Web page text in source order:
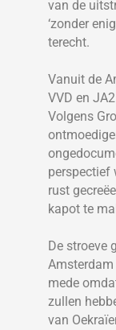
van de
‘zonder
terecht.
Vanuit de
VVD en
Volgens
perspectief
rust
kapot te
De stroeve
mede
zullen
van